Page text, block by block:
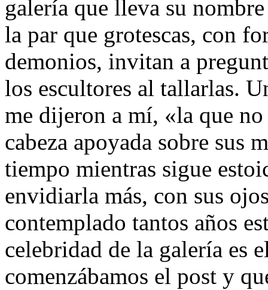
galería que lleva su
la par que grotescas, con
demonios, invitan a
los escultores al tallarlas.
me dijeron a mí, «la que
cabeza apoyada sobre sus
tiempo mientras sigue
envidiarla más, con sus
contemplado tantos años
celebridad de la galería es
comenzábamos el post y